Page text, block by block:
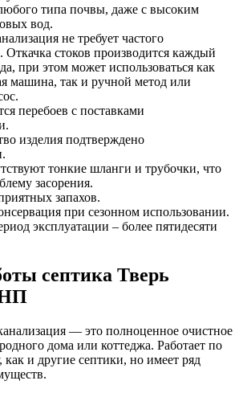
типа почвы, даже с высоким
вод.
не требует частого
Откачка стоков производится каждый
при этом может использоваться как
машина, так и ручной метод или
перебоев с поставками
изделия подтверждено
тонкие шланги и трубочки, что
засорения.
запахов.
при сезонном использовании.
эксплуатации – более пятидесяти
септика Тверь
— это полноценное очистное
дома или коттеджа. Работает по
и другие септики, но имеет ряд